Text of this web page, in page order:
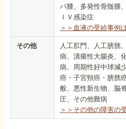
パ腫、多発性骨髄腫
ＩＶ感染症
＞＞血液の受給事例
その他
人工肛門、人工膀胱
病、潰瘍性大腸炎、
病、周期性好中球減
癌・子宮頸癌・膀胱
般、悪性新生物、脳
圧、その他難病
＞＞その他の障害の